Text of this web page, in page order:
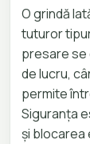
O grindă
tuturor
presare se
de lucru,
permite
Siguranța
și blocarea